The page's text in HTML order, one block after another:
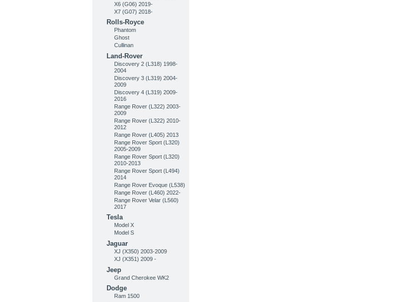
X6 (G06) 2019-
X7 (G07) 2018-
Rolls-Royce
Phantom
Ghost
Cullinan
Land-Rover
Discovery 2 (L318) 1998-
2004
Discovery 3 (L319) 2004-
2009
Discovery 4 (L319) 2009-
2016
Range Rover (L322) 2003-
2009
Range Rover (L322) 2010-
2012
Range Rover (L405) 2013
Range Rover Sport (L320)
2005-2009
Range Rover Sport (L320)
2010-2013
Range Rover Sport (L494)
2014
Range Rover Evoque (L538)
Range Rover (L460) 2022-
Range Rover Velar (L560)
2017
Tesla
Model X
Model S
Jaguar
XJ (X350) 2003-2009
XJ (X351) 2009 -
Jeep
Grand Cherokee WK2
Dodge
Ram 1500